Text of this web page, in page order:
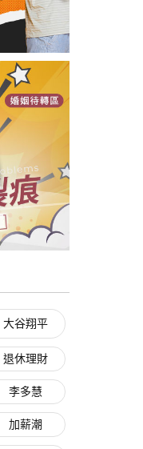
大谷翔平
退休理財
李多慧
加薪潮